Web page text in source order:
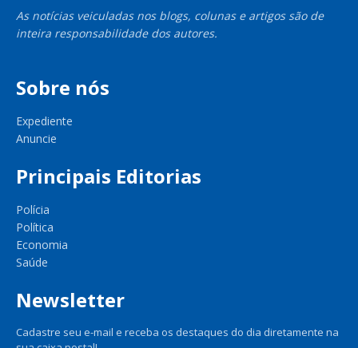
As notícias veiculadas nos blogs, colunas e artigos são de
inteira responsabilidade dos autores.
Sobre nós
Expediente
Anuncie
Principais Editorias
Polícia
Política
Economia
Saúde
Newsletter
Cadastre seu e-mail e receba os destaques do dia diretamente na